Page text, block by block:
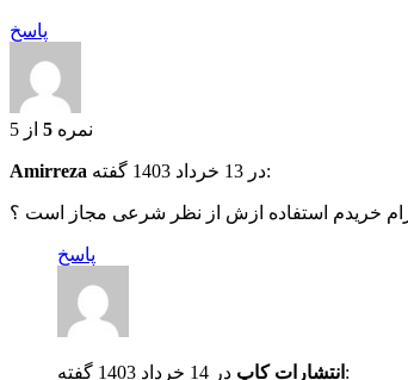
پاسخ
نمره 5 از 5
Amirreza در 13 خرداد 1403 گفته:
خریدم استفاده‌ ازش از نظر شرعی مجاز است ؟
پاسخ
انتشارات کاپ در 14 خرداد 1403 گفته: